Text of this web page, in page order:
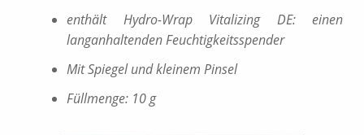
enthält Hydro-Wrap Vitalizing DE: einen
langanhaltenden Feuchtigkeitsspender
Mit Spiegel und kleinem Pinsel
Füllmenge: 10 g